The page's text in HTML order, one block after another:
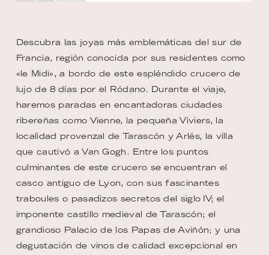
Descubra las joyas más emblemáticas del sur de
Francia, región conocida por sus residentes como
«le Midi», a bordo de este espléndido crucero de
lujo de 8 días por el Ródano. Durante el viaje,
haremos paradas en encantadoras ciudades
ribereñas como Vienne, la pequeña Viviers, la
localidad provenzal de Tarascón y Arlés, la villa
que cautivó a Van Gogh. Entre los puntos
culminantes de este crucero se encuentran el
casco antiguo de Lyon, con sus fascinantes
traboules o pasadizos secretos del siglo IV; el
imponente castillo medieval de Tarascón; el
grandioso Palacio de los Papas de Aviñón; y una
degustación de vinos de calidad excepcional en